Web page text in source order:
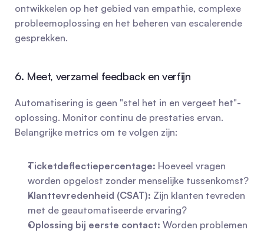
ontwikkelen op het gebied van empathie, complexe
probleemoplossing en het beheren van escalerende
gesprekken.
6. Meet, verzamel feedback en verfijn
Automatisering is geen "stel het in en vergeet het"-
oplossing. Monitor continu de prestaties ervan.
Belangrijke metrics om te volgen zijn:
Ticketdeflectiepercentage: Hoeveel vragen
worden opgelost zonder menselijke tussenkomst?
Klanttevredenheid (CSAT): Zijn klanten tevreden
met de geautomatiseerde ervaring?
Oplossing bij eerste contact: Worden problemen